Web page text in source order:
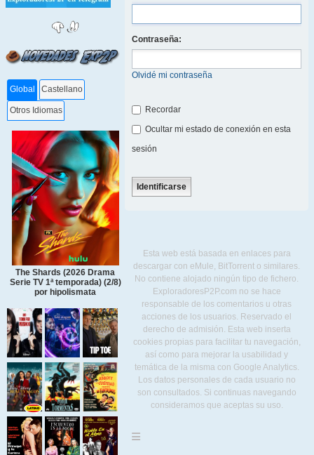
Global Castellano
Otros Idiomas
The Shards (2026 Drama
Serie TV 1ª temporada) (2/8)
por hipolismata
Contraseña:
Olvidé mi contraseña
Recordar
Ocultar mi estado de conexión en esta
sesión
Esta web está basada en enlaces para
descargar con eMule, BitTorrent o similares.
No contiene alojado ningún tipo de fichero.
ExploradoresP2P.com no se hace
responsable de los comentarios u otras
acciones de los usuarios. Reservado el
derecho de admisión. Esta web inserta
cookies propias para facilitar tu navegación,
así como para mejorar la usabilidad y
temática de la misma con Google Analytics.
Los datos personales de cada usuario no
son consultados. Si continuas navegando
consideramos que aceptas su uso.